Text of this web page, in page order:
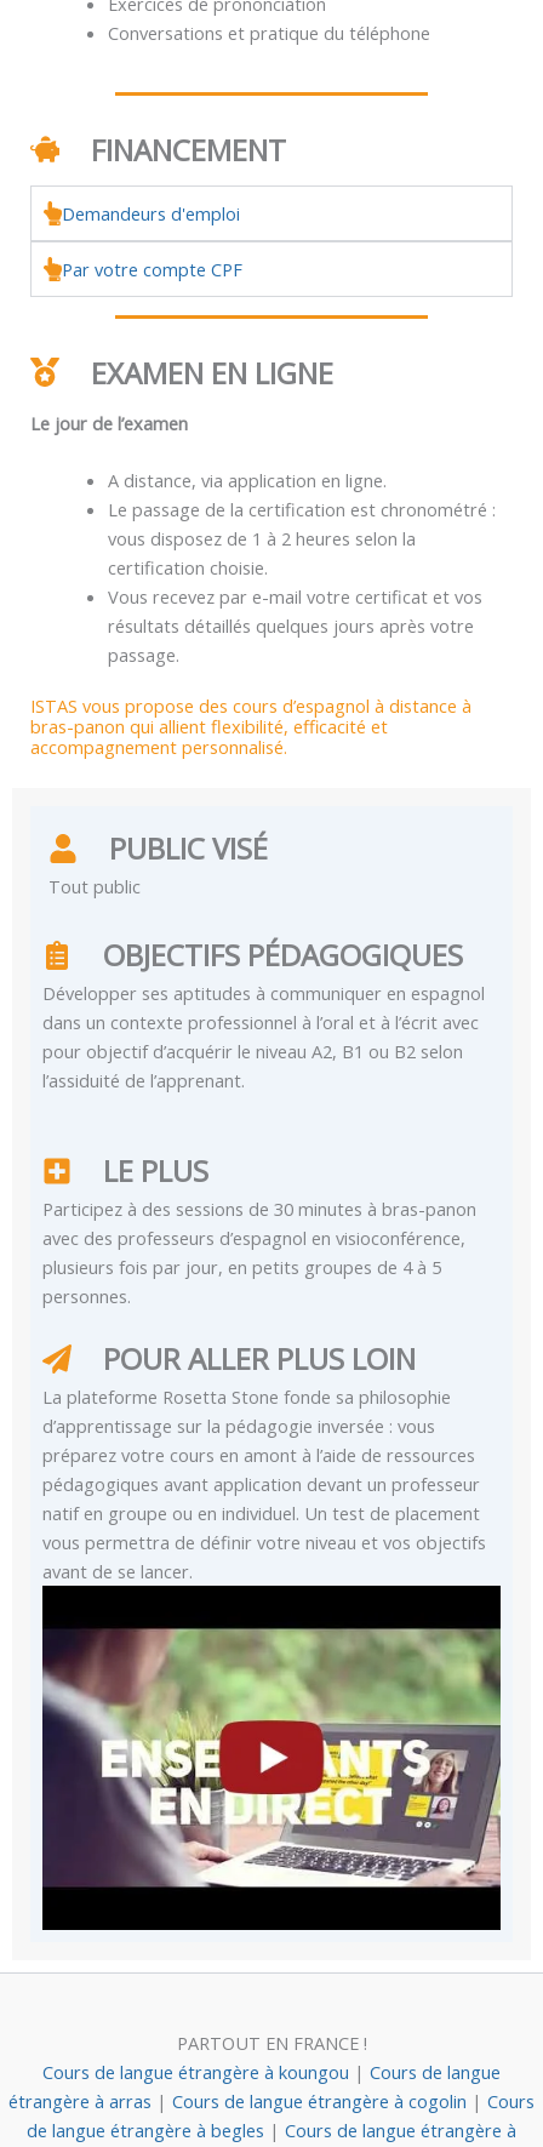
Conversations et pratique du téléphone
FINANCEMENT
Demandeurs d'emploi
Par votre compte CPF
EXAMEN EN LIGNE
Le jour de l’examen
A distance, via application en ligne.
Le passage de la certification est chronométré :
vous disposez de 1 à 2 heures selon la
certification choisie.
Vous recevez par e-mail votre certificat et vos
résultats détaillés quelques jours après votre
passage.
ISTAS vous propose des cours d’espagnol à distance à
bras-panon qui allient flexibilité, efficacité et
accompagnement personnalisé.
PUBLIC VISÉ
Tout public
OBJECTIFS PÉDAGOGIQUES
Développer ses aptitudes à communiquer en espagnol
dans un contexte professionnel à l’oral et à l’écrit avec
pour objectif d’acquérir le niveau A2, B1 ou B2 selon
l’assiduité de l’apprenant.
LE PLUS
Participez à des sessions de 30 minutes à bras-panon
avec des professeurs d’espagnol en visioconférence,
plusieurs fois par jour, en petits groupes de 4 à 5
personnes.
POUR ALLER PLUS LOIN
La plateforme Rosetta Stone fonde sa philosophie
d’apprentissage sur la pédagogie inversée : vous
préparez votre cours en amont à l’aide de ressources
pédagogiques avant application devant un professeur
natif en groupe ou en individuel. Un test de placement
vous permettra de définir votre niveau et vos objectifs
avant de se lancer.
PARTOUT EN FRANCE !
Cours de langue étrangère à koungou | Cours de langue
étrangère à arras | Cours de langue étrangère à cogolin | Cours
de langue étrangère à begles | Cours de langue étrangère à